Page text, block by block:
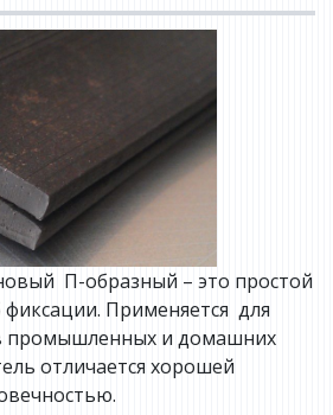
П-образный – это простой
Применяется для
промышленных и домашних
отличается хорошей